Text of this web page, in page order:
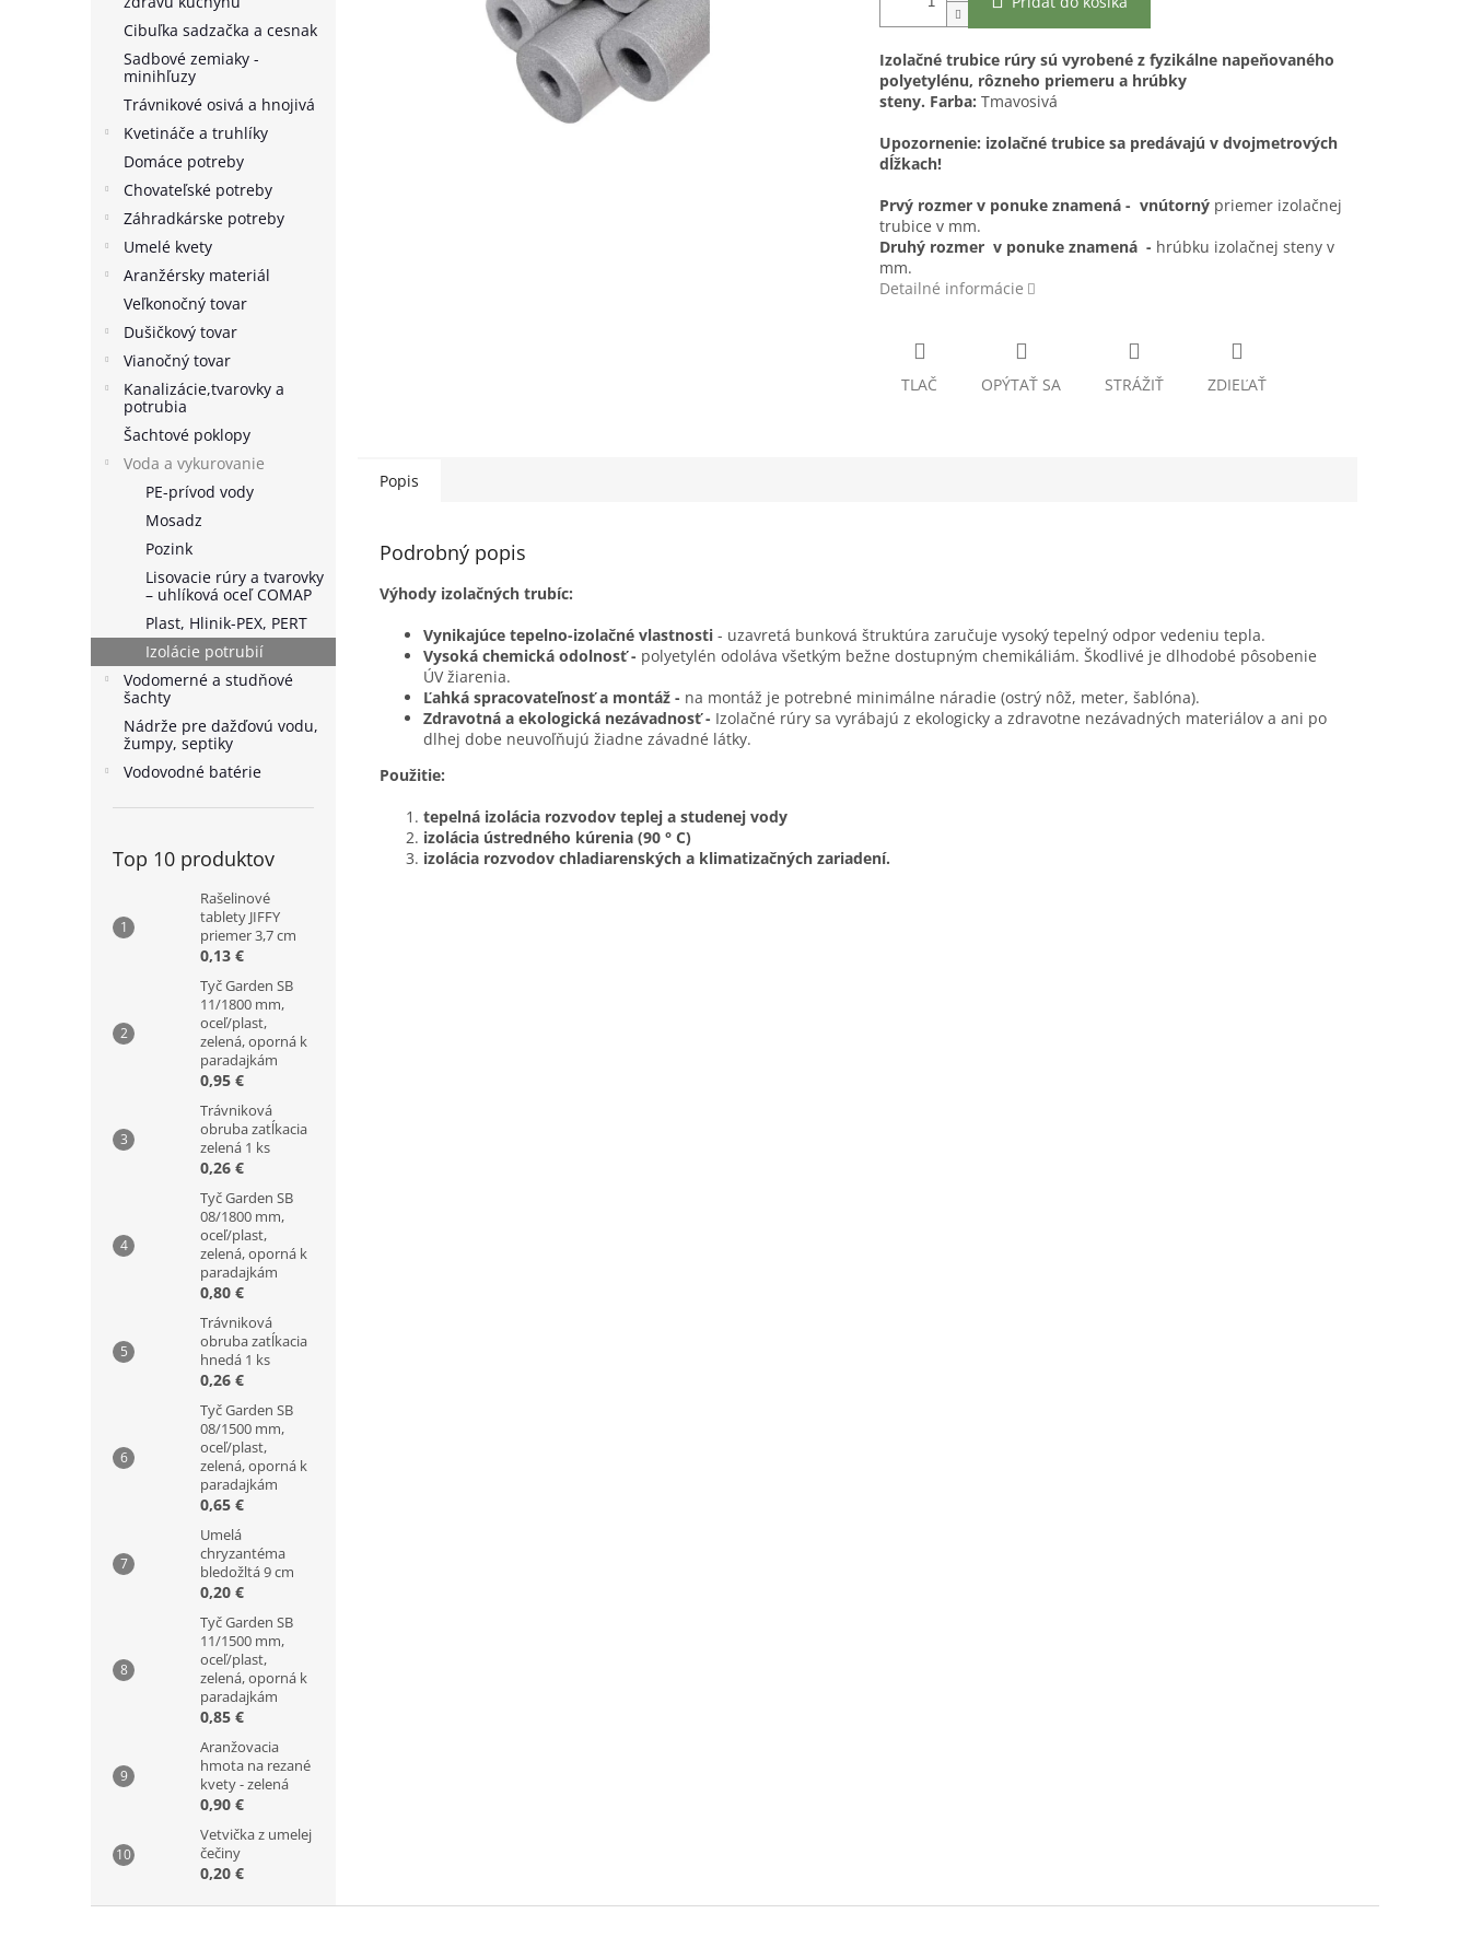
Cibuľka sadzačka a cesnak
Sadbové zemiaky -
minihľuzy
Trávnikové osivá a hnojivá
Kvetináče a truhlíky
Domáce potreby
Chovateľské potreby
Záhradkárske potreby
Umelé kvety
Aranžérsky materiál
Veľkonočný tovar
Dušičkový tovar
Vianočný tovar
Kanalizácie,tvarovky a
potrubia
Šachtové poklopy
Voda a vykurovanie
PE-prívod vody
Mosadz
Pozink
Lisovacie rúry a tvarovky
– uhlíková oceľ COMAP
Plast, Hlinik-PEX, PERT
Izolácie potrubií
Vodomerné a studňové
šachty
Nádrže pre dažďovú vodu,
žumpy, septiky
Vodovodné batérie
Top 10 produktov
Rašelinové
tablety JIFFY
priemer 3,7 cm
0,13 €
Tyč Garden SB
11/1800 mm,
oceľ/plast,
zelená, oporná k
paradajkám
0,95 €
Trávniková
obruba zatĺkacia
zelená 1 ks
0,26 €
Tyč Garden SB
08/1800 mm,
oceľ/plast,
zelená, oporná k
paradajkám
0,80 €
Trávniková
obruba zatĺkacia
hnedá 1 ks
0,26 €
Tyč Garden SB
08/1500 mm,
oceľ/plast,
zelená, oporná k
paradajkám
0,65 €
Umelá
chryzantéma
bledožltá 9 cm
0,20 €
Tyč Garden SB
11/1500 mm,
oceľ/plast,
zelená, oporná k
paradajkám
0,85 €
Aranžovacia
hmota na rezané
kvety - zelená
0,90 €
Vetvička z umelej
čečiny
0,20 €
Izolačné trubice rúry sú vyrobené z fyzikálne napeňovaného
polyetylénu, rôzneho priemeru a hrúbky
steny. Farba: Tmavosivá
Upozornenie: izolačné trubice sa predávajú v dvojmetrových
dĺžkach!
Prvý rozmer v ponuke znamená - vnútorný priemer izolačnej
trubice v mm.
Druhý rozmer v ponuke znamená - hrúbku izolačnej steny v
mm.
Detailné informácie
TLAČ OPÝTAŤ SA STRÁŽIŤ ZDIEĽAŤ
Popis
Podrobný popis
Výhody izolačných trubíc:
Vynikajúce tepelno-izolačné vlastnosti - uzavretá bunková štruktúra zaručuje vysoký tepelný odpor vedeniu tepla.
Vysoká chemická odolnosť - polyetylén odoláva všetkým bežne dostupným chemikáliám. Škodlivé je dlhodobé pôsobenie
ÚV žiarenia.
Ľahká spracovateľnosť a montáž - na montáž je potrebné minimálne náradie (ostrý nôž, meter, šablóna).
Zdravotná a ekologická nezávadnosť - Izolačné rúry sa vyrábajú z ekologicky a zdravotne nezávadných materiálov a ani po
dlhej dobe neuvoľňujú žiadne závadné látky.
Použitie:
tepelná izolácia rozvodov teplej a studenej vody
izolácia ústredného kúrenia (90 ° C)
izolácia rozvodov chladiarenských a klimatizačných zariadení.